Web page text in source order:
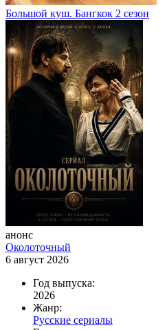
Большой куш. Бангкок 2 сезон
анонс
Околоточный
6 август 2026
Год выпуска:
2026
Жанр:
Русские сериалы